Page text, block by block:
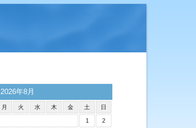
2026年8月
月 火 水 木 金 土
日
1
2